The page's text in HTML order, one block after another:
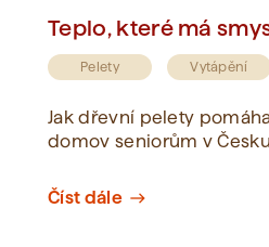
Teplo, které má
Pelety Vytápění
Jak dřevní pelety
domov seniorům v
Číst dále east